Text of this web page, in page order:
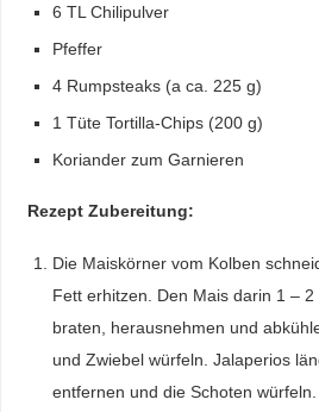
6 TL Chilipulver
Pfeffer
4 Rumpsteaks (a ca. 225 g)
1 Tüte Tortilla-Chips (200 g)
Koriander zum Garnieren
Rezept Zubereitung:
Die Maiskörner vom Kolben
Fett erhitzen. Den Mais darin 1 –
braten, herausnehmen und
und Zwiebel würfeln. Jalaperios
entfernen und die Schoten würfeln.